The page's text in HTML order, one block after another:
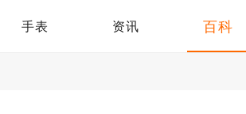
手表 资讯 百科